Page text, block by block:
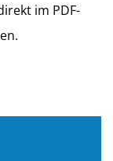
im PDF-